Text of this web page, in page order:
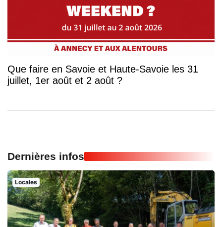
Que faire en Savoie et Haute-Savoie les 31
juillet, 1er août et 2 août ?
Dernières infos
Locales